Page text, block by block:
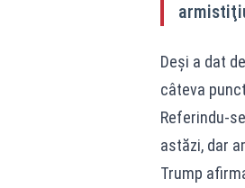
Deşi a dat
câteva
Referindu-
astăzi, dar
Trump